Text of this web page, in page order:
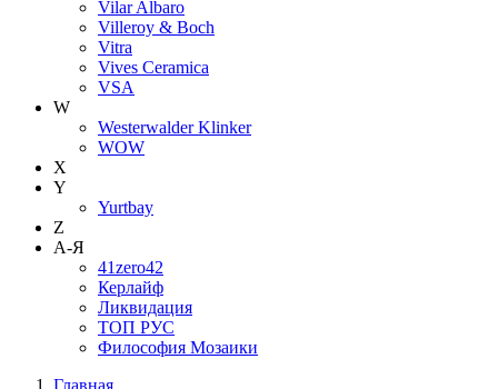
Vilar Albaro
Villeroy & Boch
Vitra
Vives Ceramica
VSA
W
Westerwalder Klinker
WOW
X
Y
Yurtbay
Z
А-Я
41zero42
Керлайф
Ликвидация
ТОП РУС
Философия Мозаики
Главная